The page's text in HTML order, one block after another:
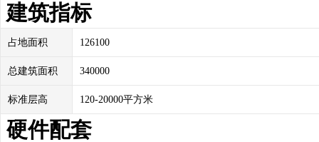
建筑指标
占地面积 126100
总建筑面积 340000
标准层高 120-20000平方米
硬件配套